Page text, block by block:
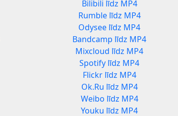
Bilibili līdz MP4
Rumble līdz MP4
Odysee līdz MP4
Bandcamp līdz MP4
Mixcloud līdz MP4
Spotify līdz MP4
Flickr līdz MP4
Ok.Ru līdz MP4
Weibo līdz MP4
Youku līdz MP4